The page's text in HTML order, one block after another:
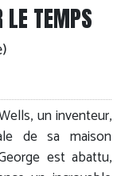
LE TEMPS
un inventeur,
de sa maison
est abattu,